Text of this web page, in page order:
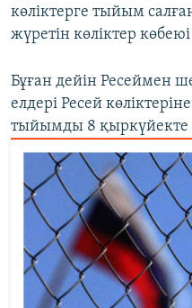
көліктерге тыйым
жүретін көліктер
Бұған дейін Ресеймен
елдері Ресей
тыйымды 8 қыркүйекте